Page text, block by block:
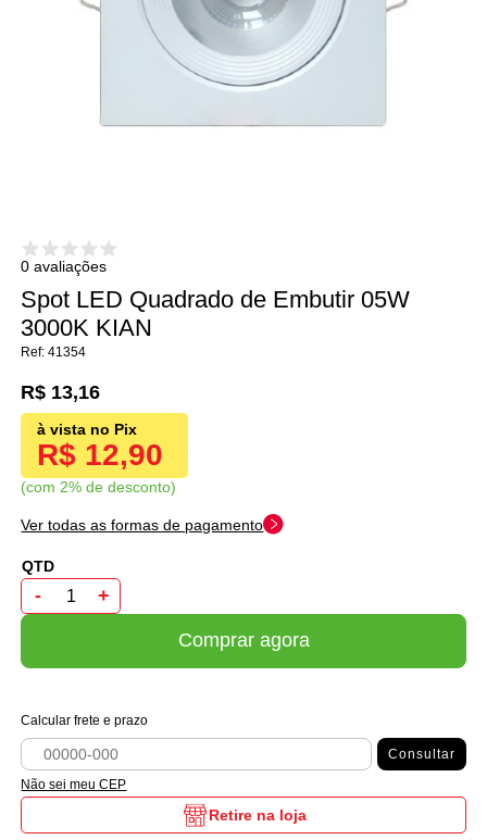
0 avaliações
Spot LED Quadrado de Embutir 05W
3000K KIAN
41354
R$ 12,90
com 2% de desconto
R$ 13,16
Ver todas as formas de pagamento
- +
Comprar agora
Calcular frete e prazo
Consultar
Não sei meu CEP
Retire na loja